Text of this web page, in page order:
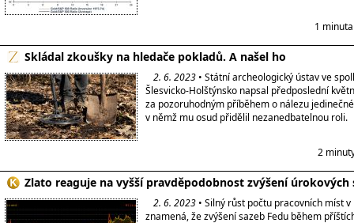
1
Skládal zkoušky na hledače pokladů. A našel ho
2. 6. 2023 • Státní archeologický ústav ve
Šlesvicko-Holštýnsko napsal předposlední
za pozoruhodným příběhem o nálezu
v němž mu osud přidělil nezanedbatelnou roli.
2
Zlato reaguje na vyšší pravděpodobnost zvýšení úrokových
2. 6. 2023 • Silný růst počtu pracovních míst v
znamená, že zvýšení sazeb Fedu během